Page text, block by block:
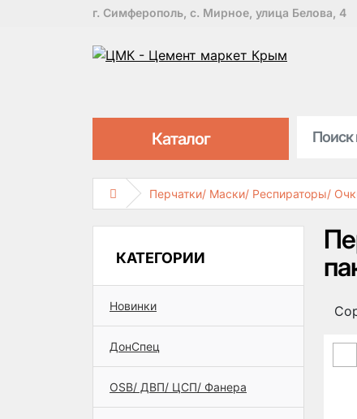
г. Симферополь, с. Мирное, улица Белова, 4
Каталог
Перчатки/ Маски/ Респираторы/
КАТЕГОРИИ
Новинки
ДонСпец
OSB/ ДВП/ ЦСП/ Фанера